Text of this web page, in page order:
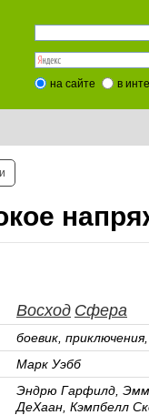
на сайте в
Восход Сфера
боевик,
Марк Уэбб
Эндрю Гарфилд,
ДеХаан, Кэмпбелл